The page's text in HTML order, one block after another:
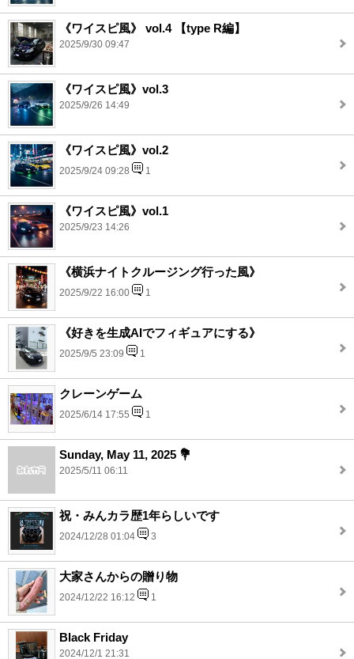
《ワイスピ風》 vol.4 【type R編】
2025/9/30 09:47
《ワイスピ風》vol.3
2025/9/26 14:49
《ワイスピ風》vol.2
2025/9/24 09:28 1
《ワイスピ風》vol.1
2025/9/23 14:26
《横浜ナイトクルージング行った風》
2025/9/22 16:00 1
《好きを生成AIでフィギュアにする》
2025/9/5 23:09 1
クレーンゲーム
2025/6/14 17:55 1
Sunday, May 11, 2025 💐
2025/5/11 06:11
祝・みんカラ歴1年らしいです
2024/12/28 01:04 3
大家さんからの贈り物
2024/12/22 16:12 1
Black Friday
2024/12/1 21:31